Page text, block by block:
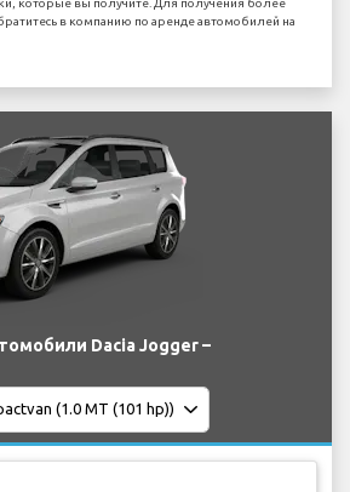
в компанию по аренде автомобилей на
Dacia Jogger –